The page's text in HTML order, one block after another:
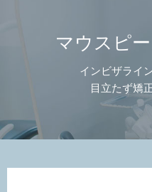
マウスピ
インビザライ
目立たず矯